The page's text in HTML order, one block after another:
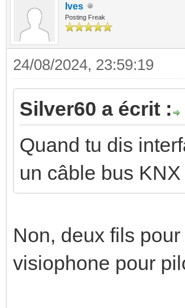
Ives
Posting Freak
24/08/2024, 23:59:19
Silver60 a écrit :
Quand tu dis
un câble bus
Non, deux fils
visiophone pour